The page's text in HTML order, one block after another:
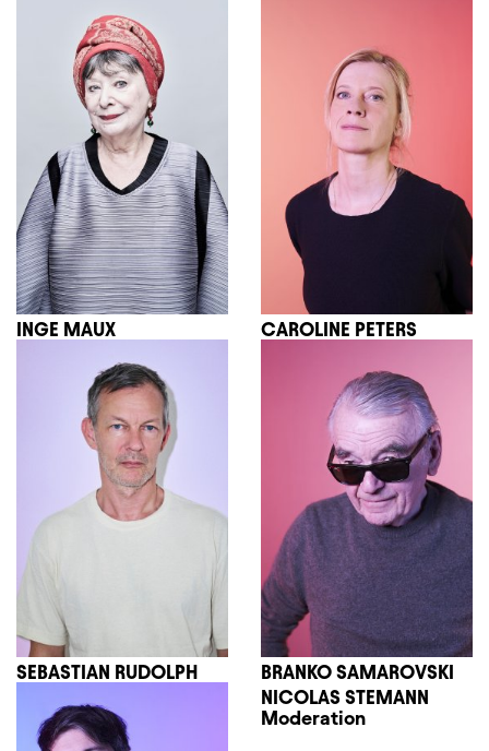
INGE MAUX CAROLINE PETERS
SEBASTIAN RUDOLPH BRANKO SAMAROVSKI
NICOLAS STEMANN
Moderation